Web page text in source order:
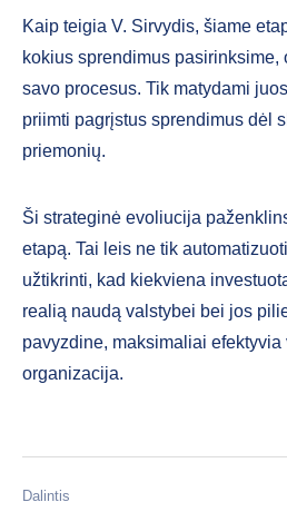
Kaip teigia V. Sirvydis, šiame
kokius sprendimus pasirinksime,
savo procesus. Tik matydami
priimti pagrįstus sprendimus dėl
priemonių.
Ši strateginė evoliucija
etapą. Tai leis ne tik
užtikrinti, kad kiekviena
realią naudą valstybei bei jos
pavyzdine, maksimaliai
organizacija.
Dalintis